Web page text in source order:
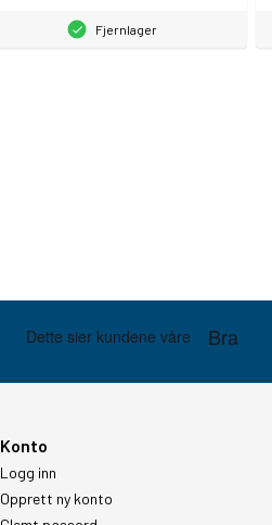
Fjernlager
Konto
Logg inn
Opprett ny konto